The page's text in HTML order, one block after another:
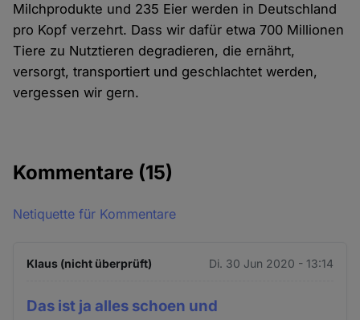
Milchprodukte und 235 Eier werden in Deutschland
pro Kopf verzehrt. Dass wir dafür etwa 700 Millionen
Tiere zu Nutztieren degradieren, die ernährt,
versorgt, transportiert und geschlachtet werden,
vergessen wir gern.
Kommentare (15)
Netiquette für Kommentare
Klaus (nicht überprüft) Di. 30 Jun 2020 - 13:14
Das ist ja alles schoen und